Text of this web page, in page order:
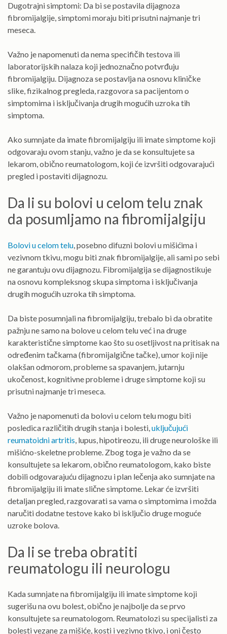
Dugotrajni simptomi: Da bi se postavila dijagnoza
fibromijalgije, simptomi moraju biti prisutni najmanje tri
meseca.
Važno je napomenuti da nema specifičih testova ili
laboratorijskih nalaza koji jednoznačno potvrđuju
fibromijalgiju. Dijagnoza se postavlja na osnovu kliničke
slike, fizikalnog pregleda, razgovora sa pacijentom o
simptomima i isključivanja drugih mogućih uzroka tih
simptoma.
Ako sumnjate da imate fibromijalgiju ili imate simptome koji
odgovaraju ovom stanju, važno je da se konsultujete sa
lekarom, obično reumatologom, koji će izvršiti odgovarajući
pregled i postaviti dijagnozu.
Da li su bolovi u celom telu znak
da posumljamo na fibromijalgiju
Bolovi u celom telu , posebno difuzni bolovi u mišićima i
vezivnom tkivu, mogu biti znak fibromijalgije, ali sami po sebi
ne garantuju ovu dijagnozu. Fibromijalgija se dijagnostikuje
na osnovu kompleksnog skupa simptoma i isključivanja
drugih mogućih uzroka tih simptoma.
Da biste posumnjali na fibromijalgiju, trebalo bi da obratite
pažnju ne samo na bolove u celom telu već i na druge
karakteristične simptome kao što su osetljivost na pritisak na
određenim tačkama (fibromijalgične tačke), umor koji nije
olakšan odmorom, probleme sa spavanjem, jutarnju
ukočenost, kognitivne probleme i druge simptome koji su
prisutni najmanje tri meseca.
Važno je napomenuti da bolovi u celom telu mogu biti
posledica različitih drugih stanja i bolesti, uključujući
reumatoidni artritis , lupus, hipotireozu, ili druge neurološke ili
mišićno-skeletne probleme. Zbog toga je važno da se
konsultujete sa lekarom, obično reumatologom, kako biste
dobili odgovarajuću dijagnozu i plan lečenja ako sumnjate na
fibromijalgiju ili imate slične simptome. Lekar će izvršiti
detaljan pregled, razgovarati sa vama o simptomima i možda
naručiti dodatne testove kako bi isključio druge moguće
uzroke bolova.
Da li se treba obratiti
reumatologu ili neurologu
Kada sumnjate na fibromijalgiju ili imate simptome koji
sugerišu na ovu bolest, obično je najbolje da se prvo
konsultujete sa reumatologom. Reumatolozi su specijalisti za
bolesti vezane za mišiće, kosti i vezivno tkivo, i oni često